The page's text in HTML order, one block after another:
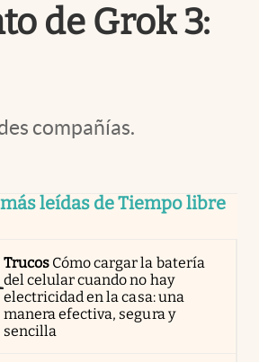
de Grok 3:
compañías.
leídas de Tiempo libre
Trucos Cómo cargar la batería
del celular cuando no hay
electricidad en la casa: una
manera efectiva, segura y
sencilla